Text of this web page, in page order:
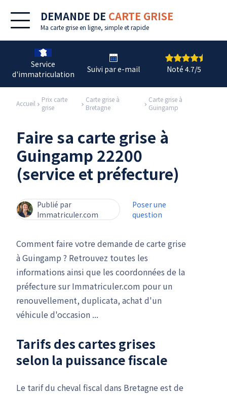
DEMANDE DE CARTE GRISE
Ma carte grise en ligne, simple et rapide
Service
d'immatriculation
Suivi par e-mail Noté 4.7/5
Accueil
Prix carte
grise
Carte grise à
Bretagne
Carte grise à
Guingamp
Faire sa carte grise à
Guingamp 22200
(service et préfecture)
Publié par
Immatriculer.com
Poser une
question
Comment faire votre demande de carte grise
à Guingamp ? Retrouvez toutes les
informations ainsi que les coordonnées de la
préfecture sur Immatriculer.com pour un
renouvellement, duplicata, achat d'un
véhicule d'occasion ...
Tarifs des cartes grises
selon la puissance fiscale
Le tarif du cheval fiscal dans Bretagne est de